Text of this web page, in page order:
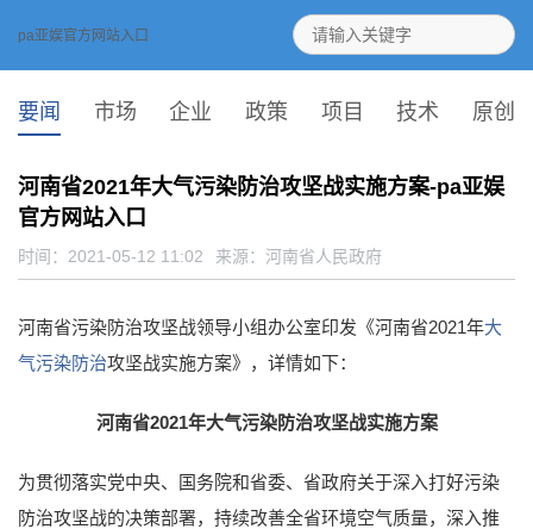
pa亚娱官方网站入口
要闻 市场 企业 政策 项目 技术 原创
河南省2021年大气污染防治攻坚战实施方案-pa亚娱
官方网站入口
时间：2021-05-12 11:02 来源： 河南省人民政府
河南省污染防治攻坚战领导小组办公室印发《河南省2021年大
气污染防治攻坚战实施方案》，详情如下：
河南省2021年大气污染防治攻坚战实施方案
为贯彻落实党中央、国务院和省委、省政府关于深入打好污染
防治攻坚战的决策部署，持续改善全省环境空气质量，深入推